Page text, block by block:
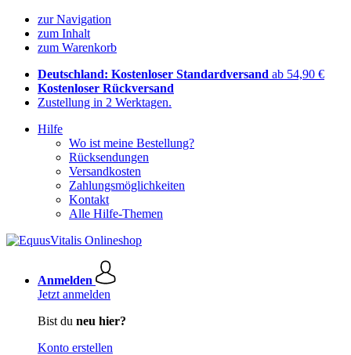
zur Navigation
zum Inhalt
zum Warenkorb
Deutschland: Kostenloser Standardversand ab 54,90 €
Kostenloser Rückversand
Zustellung in 2 Werktagen.
Hilfe
Wo ist meine Bestellung?
Rücksendungen
Versandkosten
Zahlungsmöglichkeiten
Kontakt
Alle Hilfe-Themen
Anmelden
Jetzt anmelden
Bist du neu hier?
Konto erstellen